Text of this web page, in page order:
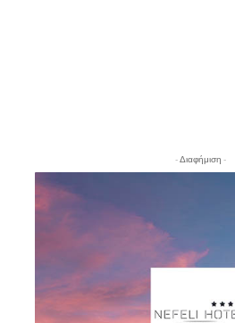
- Διαφήμιση -